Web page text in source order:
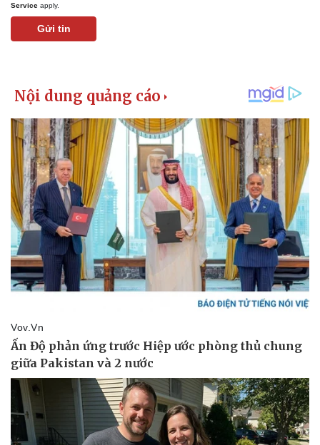
Kinh tế
Bất động sản
Khởi nghiệp
Thị trường
Tỷ giá
Chứng khoán
Giá cà phê
Service apply.
Gửi tin